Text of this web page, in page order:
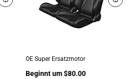
OE Super Ersatzmotor
Beginnt um$80.00